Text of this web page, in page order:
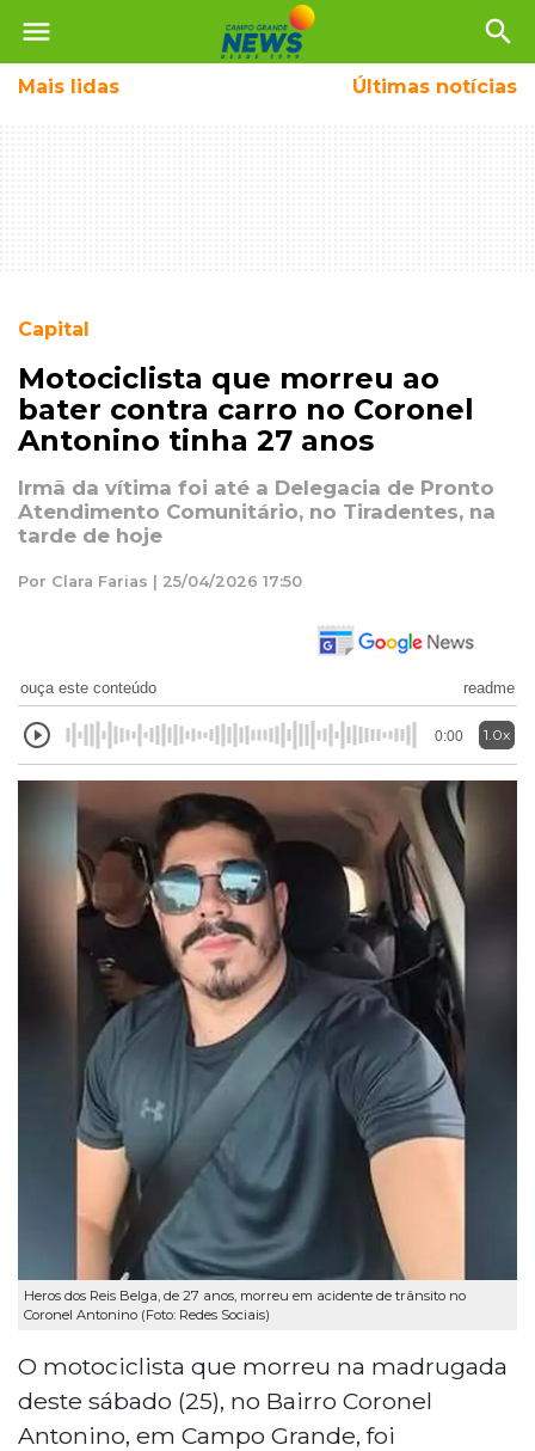
menu search
Mais lidas Últimas notícias
Capital
Motociclista que morreu ao
bater contra carro no Coronel
Antonino tinha 27 anos
Irmã da vítima foi até a Delegacia de Pronto
Atendimento Comunitário, no Tiradentes, na
tarde de hoje
Por Clara Farias | 25/04/2026 17:50
ouça este conteúdo readme
0:00 1.0x
Heros dos Reis Belga, de 27 anos, morreu em acidente de trânsito no
Coronel Antonino (Foto: Redes Sociais)
O motociclista que morreu na madrugada
deste sábado (25), no Bairro Coronel
Antonino, em Campo Grande, foi